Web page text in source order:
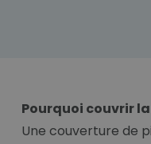
Pourquoi couvrir
Une couverture de